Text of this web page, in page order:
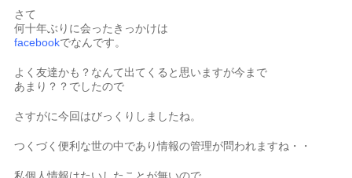
さて
何十年ぶりに会ったきっかけは
facebookでなんです。
よく友達かも？なんて出てくると思いますが今まで
あまり？？でしたので
さすがに今回はびっくりしましたね。
つくづく便利な世の中であり情報の管理が問われますね・・